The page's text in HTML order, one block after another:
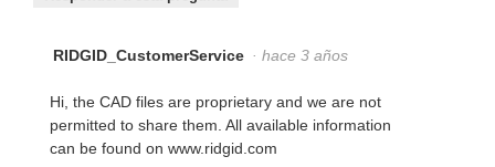
RIDGID_CustomerService · hace 3 años
Hi, the CAD files are proprietary and we are not
permitted to share them. All available information
can be found on www.ridgid.com